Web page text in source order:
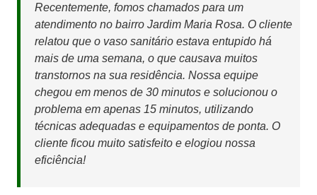
Recentemente, fomos chamados para um
atendimento no bairro Jardim Maria Rosa. O cliente
relatou que o vaso sanitário estava entupido há
mais de uma semana, o que causava muitos
transtornos na sua residência. Nossa equipe
chegou em menos de 30 minutos e solucionou o
problema em apenas 15 minutos, utilizando
técnicas adequadas e equipamentos de ponta. O
cliente ficou muito satisfeito e elogiou nossa
eficiência!